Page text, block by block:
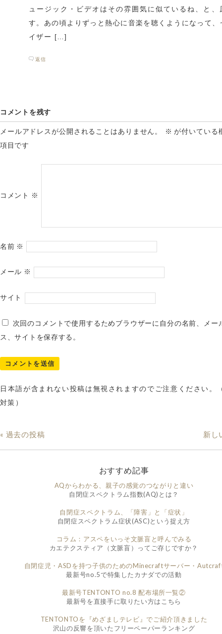
ュージック・ビデオはその雰囲気に似ているね、と、
す。あの頃よりずっと熱心に音楽を聴くようになって、
イザー […]
返信
コメントを残す
メールアドレスが公開されることはありません。 ※ が付いている
項目です
コメント ※
名前 ※
メール ※
サイト
次回のコメントで使用するためブラウザーに自分の名前、メー
ス、サイトを保存する。
日本語が含まれない投稿は無視されますのでご注意ください。
対策）
« 過去の投稿 新し
おすすめ記事
AQからわかる、親子の感覚のつながりと違い
自閉症スペクトラム指数(AQ)とは？
自閉症スペクトラム、「障害」と「症状」
自閉症スペクトラム症状(ASC)という捉え方
コラム：アスペをいっそ文脈盲と呼んでみる
カエテクスティア（文脈盲）ってご存じですか？
自閉症児・ASDを持つ子供のためのMinecraftサーバー・
最新号no.5で特集したカナダでの活動
最新号TENTONTO no.8 配布場所一覧②
最新号を直接手に取りたい方はこちら
TENTONTOを『めざましテレビ』でご紹介頂きました
沢山の反響を頂いたフリーペーパーランキング